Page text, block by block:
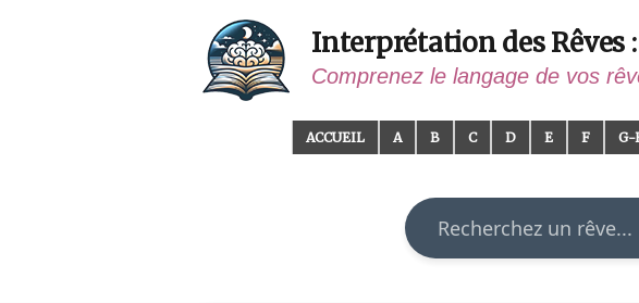
Interprétation des
Comprenez le langage de vos
ACCUEIL A B C D E F G-
Rechercher